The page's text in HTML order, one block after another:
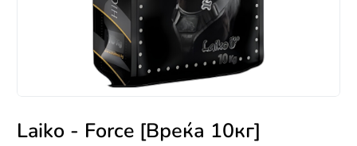
Laiko - Force [Вреќа 10кг]